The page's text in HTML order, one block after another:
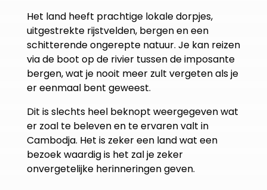
Het land heeft prachtige lokale dorpjes,
uitgestrekte rijstvelden, bergen en een
schitterende ongerepte natuur. Je kan reizen
via de boot op de rivier tussen de imposante
bergen, wat je nooit meer zult vergeten als je
er eenmaal bent geweest.
Dit is slechts heel beknopt weergegeven wat
er zoal te beleven en te ervaren valt in
Cambodja. Het is zeker een land wat een
bezoek waardig is het zal je zeker
onvergetelijke herinneringen geven.